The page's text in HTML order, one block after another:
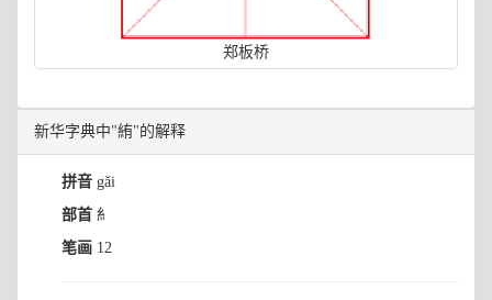
郑板桥
新华字典中"絠"的解释
拼音 gǎi
部首 糹
笔画 12